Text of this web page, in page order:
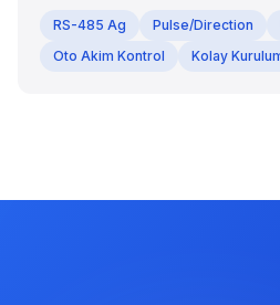
RS-485 Ag Pulse/Direction
Oto Akim Kontrol
Kolay